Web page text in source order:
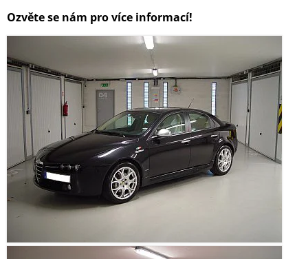
Ozvěte se nám pro více informací!